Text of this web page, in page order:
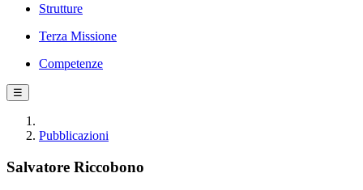
Strutture
Terza Missione
Competenze
☰
Pubblicazioni
Salvatore Riccobono